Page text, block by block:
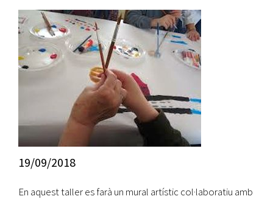
19/09/2018
En aquest taller es farà un mural artístic col·laboratiu amb